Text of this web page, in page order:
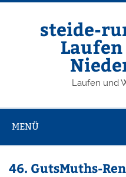
Zum
steide-
Laufen und
MENÜ
46. GutsMuths-